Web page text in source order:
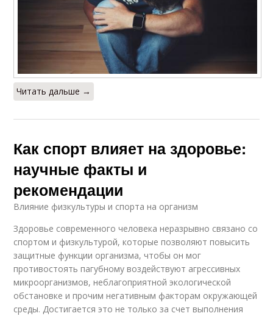
Читать дальше →
Как спорт влияет на здоровье:
научные факты и
рекомендации
Влияние физкультуры и спорта на организм
Здоровье современного человека неразрывно связано со
спортом и физкультурой, которые позволяют повысить
защитные функции организма, чтобы он мог
противостоять пагубному воздействуют агрессивных
микроорганизмов, неблагоприятной экологической
обстановке и прочим негативным факторам окружающей
среды. Достигается это не только за счет выполнения